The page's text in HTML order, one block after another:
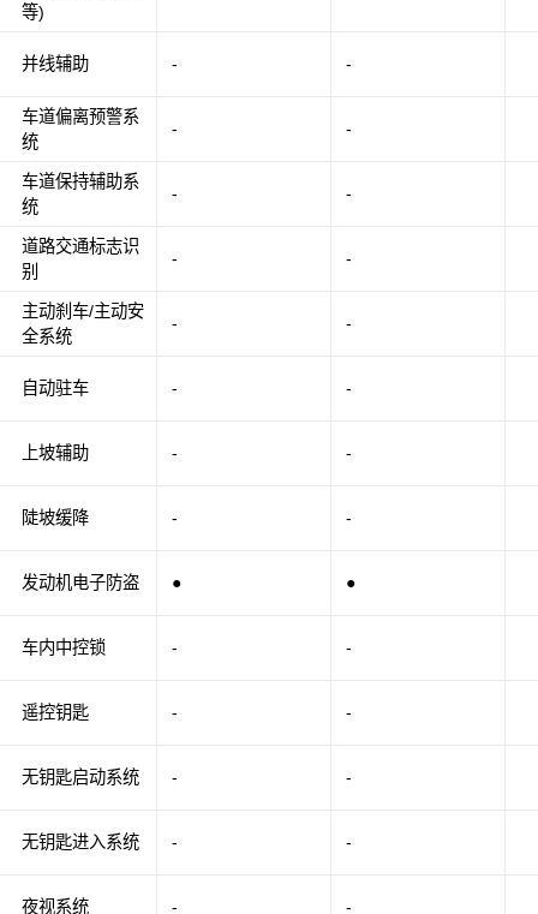
等)
并线辅助
车道偏离预警系
统
车道保持辅助系
统
道路交通标志识
别
主动刹车/主动安
全系统
自动驻车
上坡辅助
陡坡缓降
发动机电子防盗
车内中控锁
遥控钥匙
无钥匙启动系统
无钥匙进入系统
夜视系统
- -
- -
- -
- -
- -
- -
- -
- -
● ●
- -
- -
- -
- -
- -